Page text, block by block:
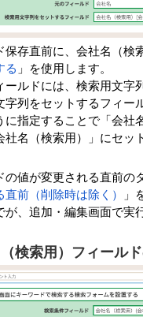
保存直前に、会社名（検
る 」を使用します。
ールドには、検索用文字
字列をセットするフィー
に指定することで「会社
社名（検索用）」にセッ
の値が変更される直前の
直前（削除時は除く）
」
が、追加・編集画面で実
検索用）フィール